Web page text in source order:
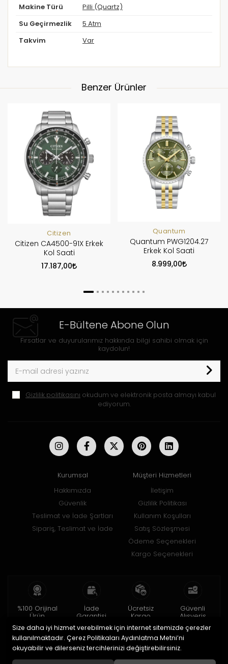
Makine Türü Pilli (Quartz)
Su Geçirmezlik 5 Atm
Takvim Var
Benzer Ürünler
Citizen
Citizen CA4500-91X Erkek
Kol Saati
17.187,00
Quantum
Quantum PWG1204.27
Erkek Kol Saati
8.999,00
E-Bültene Abone Olun
Fırsatlar ve duyurularımız hakkında bilgi sahibi olmak için
kaydolun!
Gizlilik politikasını okudum ve elektronik posta almayı kabul
ediyorum.
Kurumsal
Hakkımızda
Güvenlik
Teslimat ve İade Şartları
Sipariş, Teslimat ve İade
Müşteri Hizmetleri
İletişim
Gizlilik Politikası
Kullanım Koşulları
Satış Sözleşmesi
Ödeme Seçenekleri
Kargo Seçenekleri
%100 Orijinal
Ürün
2 yıl garanti
İade
Garantisi
15 gün içinde
iade
Ücretsiz
Kargo
150 TL ve üzeri
Güvenli
Alışveriş
256bit SSL ile
Size daha iyi hizmet verebilmek için internet sitemizde çerezler
kullanılmaktadır. Çerez Politikaları Aydınlatma Metni’ni
okuyabilir ve dilerseniz tercihlerinizi değiştirebilirsiniz.